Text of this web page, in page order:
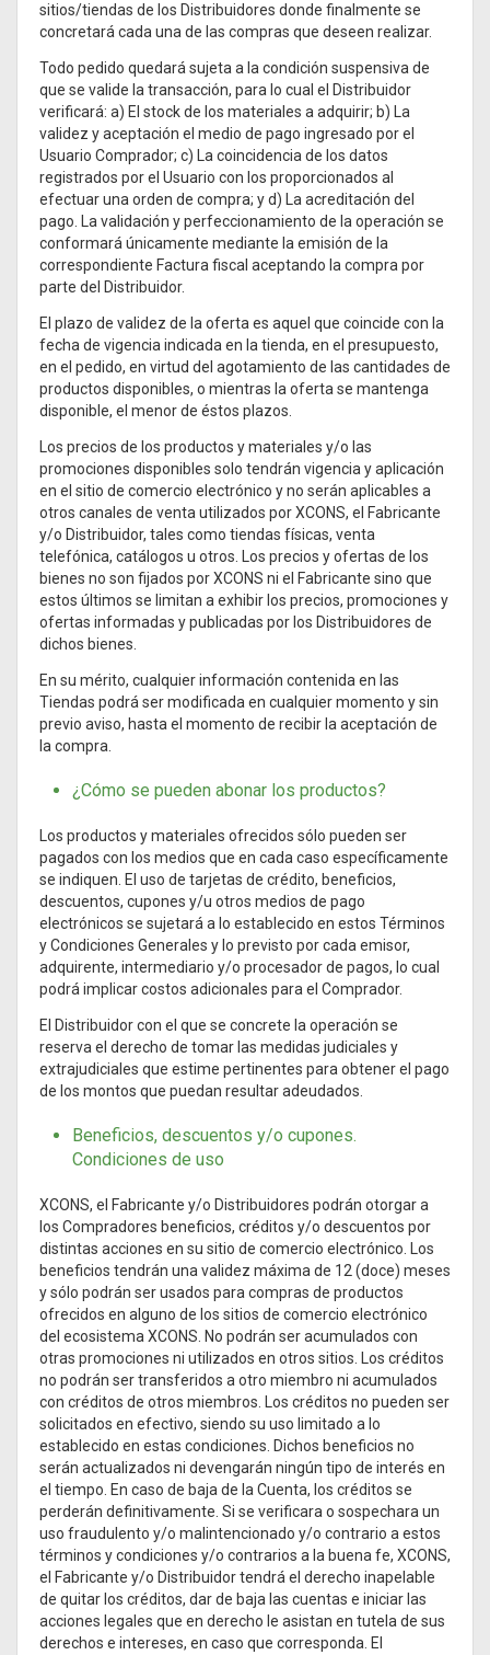
sitios/tiendas de los Distribuidores donde finalmente se
concretará cada una de las compras que deseen realizar.
Todo pedido quedará sujeta a la condición suspensiva de
que se valide la transacción, para lo cual el Distribuidor
verificará: a) El stock de los materiales a adquirir; b) La
validez y aceptación el medio de pago ingresado por el
Usuario Comprador; c) La coincidencia de los datos
registrados por el Usuario con los proporcionados al
efectuar una orden de compra; y d) La acreditación del
pago. La validación y perfeccionamiento de la operación se
conformará únicamente mediante la emisión de la
correspondiente Factura fiscal aceptando la compra por
parte del Distribuidor.
El plazo de validez de la oferta es aquel que coincide con la
fecha de vigencia indicada en la tienda, en el presupuesto,
en el pedido, en virtud del agotamiento de las cantidades de
productos disponibles, o mientras la oferta se mantenga
disponible, el menor de éstos plazos.
Los precios de los productos y materiales y/o las
promociones disponibles solo tendrán vigencia y aplicación
en el sitio de comercio electrónico y no serán aplicables a
otros canales de venta utilizados por XCONS, el Fabricante
y/o Distribuidor, tales como tiendas físicas, venta
telefónica, catálogos u otros. Los precios y ofertas de los
bienes no son fijados por XCONS ni el Fabricante sino que
estos últimos se limitan a exhibir los precios, promociones y
ofertas informadas y publicadas por los Distribuidores de
dichos bienes.
En su mérito, cualquier información contenida en las
Tiendas podrá ser modificada en cualquier momento y sin
previo aviso, hasta el momento de recibir la aceptación de
la compra.
¿Cómo se pueden abonar los productos?
Los productos y materiales ofrecidos sólo pueden ser
pagados con los medios que en cada caso específicamente
se indiquen. El uso de tarjetas de crédito, beneficios,
descuentos, cupones y/u otros medios de pago
electrónicos se sujetará a lo establecido en estos Términos
y Condiciones Generales y lo previsto por cada emisor,
adquirente, intermediario y/o procesador de pagos, lo cual
podrá implicar costos adicionales para el Comprador.
El Distribuidor con el que se concrete la operación se
reserva el derecho de tomar las medidas judiciales y
extrajudiciales que estime pertinentes para obtener el pago
de los montos que puedan resultar adeudados.
Beneficios, descuentos y/o cupones.
Condiciones de uso
XCONS, el Fabricante y/o Distribuidores podrán otorgar a
los Compradores beneficios, créditos y/o descuentos por
distintas acciones en su sitio de comercio electrónico. Los
beneficios tendrán una validez máxima de 12 (doce) meses
y sólo podrán ser usados para compras de productos
ofrecidos en alguno de los sitios de comercio electrónico
del ecosistema XCONS. No podrán ser acumulados con
otras promociones ni utilizados en otros sitios. Los créditos
no podrán ser transferidos a otro miembro ni acumulados
con créditos de otros miembros. Los créditos no pueden ser
solicitados en efectivo, siendo su uso limitado a lo
establecido en estas condiciones. Dichos beneficios no
serán actualizados ni devengarán ningún tipo de interés en
el tiempo. En caso de baja de la Cuenta, los créditos se
perderán definitivamente. Si se verificara o sospechara un
uso fraudulento y/o malintencionado y/o contrario a estos
términos y condiciones y/o contrarios a la buena fe, XCONS,
el Fabricante y/o Distribuidor tendrá el derecho inapelable
de quitar los créditos, dar de baja las cuentas e iniciar las
acciones legales que en derecho le asistan en tutela de sus
derechos e intereses, en caso que corresponda. El